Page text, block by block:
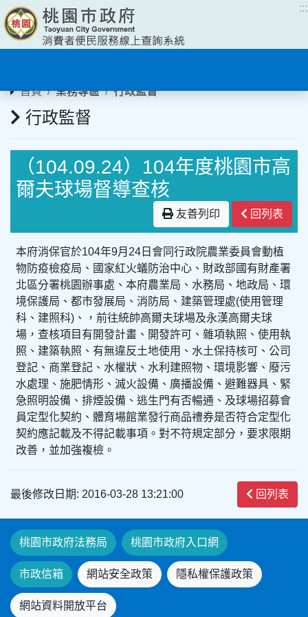
:::
首頁 業務專區 行政監督
行政監督
（104.09.24）104年度桃園市高
爾夫球場督導查核
友善列印 回列表
本府消保官於104年9月24日會同行政院農業委員會動植
物防疫檢疫局、國家紅火蟻防治中心、財政部國有財產署
北區分署桃園辦事處、本府農業局、水務局、地政局、環
境保護局、都市發展局、消防局、建築管理處(使用管理
科、建照科)、，前往統帥高爾夫球場及永漢高爾夫球
場，查核項目有開發計畫、開發許可、雜項執照、使用執
照、建築執照、有無違反土地使用、水土保持核可、公司
登記、商業登記、水權狀、水利建照物、環境影響、廢污
水處理、施肥情形、滅火設備、廣播設備、避難器具、緊
急照明設備、排煙設備、逃生門有否暢通、及球場招募會
員定型化契約、體育場館業發行商品禮券是否符合定型化
契約應記載及不得記載事項。對不符規定部分，要求限期
改善，並加強複檢。
最後修改日期: 2016-03-28 13:21:00 回列表
桃園市政府法務局 桃園市政府入口網
市政信箱 網站安全政策 隱私權保護政策
網站資料開放平台